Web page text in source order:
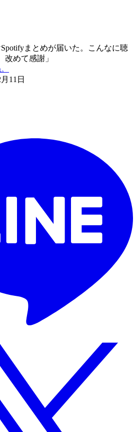
まとめが届いた。こんなに聴
改めて感謝」
11日